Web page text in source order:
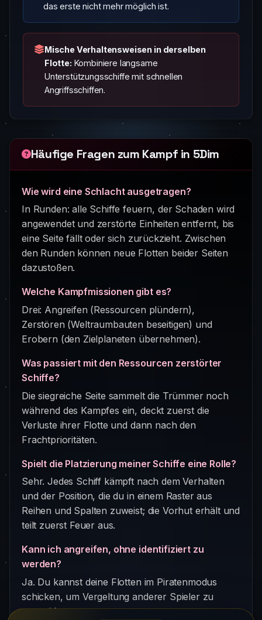
das erste nicht mehr möglich ist.
Mische Verhaltensweisen in derselben
Flotte: Kombiniere langsame
Unterstützungsschiffe mit schnellen
Angriffsschiffen.
Häufige Fragen zum Kampf in 5Dim
Wie wird eine Schlacht ausgetragen?
In Runden: alle Schiffe feuern, der Schaden wird
angewendet und zerstörte Einheiten entfernt, bis
eine Seite fällt oder sich zurückzieht. Zwischen
den Runden können neue Flotten beider Seiten
dazustoßen.
Welche Kampfmissionen gibt es?
Drei: Angreifen (Ressourcen plündern),
Zerstören (Weltraumbauten beseitigen) und
Erobern (den Zielplaneten übernehmen).
Was passiert mit den Ressourcen zerstörter
Schiffe?
Die siegreiche Seite sammelt die Trümmer noch
während des Kampfes ein, deckt zuerst die
Verluste ihrer Flotte und dann nach den
Frachtprioritäten.
Spielt die Platzierung meiner Schiffe eine Rolle?
Sehr. Jedes Schiff kämpft nach dem Verhalten
und der Position, die du in einem Raster aus
Reihen und Spalten zuweist; die Vorhut erhält und
teilt zuerst Feuer aus.
Kann ich angreifen, ohne identifiziert zu
werden?
Ja. Du kannst deine Flotten im Piratenmodus
schicken, um Vergeltung anderer Spieler zu
vermeiden.